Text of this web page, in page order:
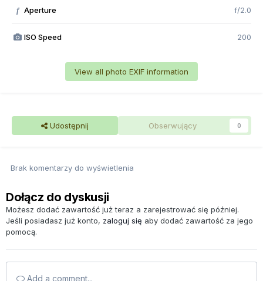
f Aperture f/2.0
ISO Speed 200
View all photo EXIF information
Udostępnij Obserwujący 0
Brak komentarzy do wyświetlenia
Dołącz do dyskusji
Możesz dodać zawartość już teraz a zarejestrować się później.
Jeśli posiadasz już konto, zaloguj się aby dodać zawartość za jego
pomocą.
Add a comment...